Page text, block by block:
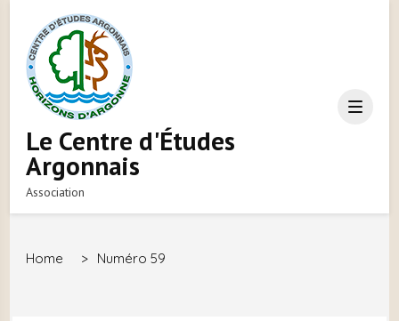
Le Centre d'Études
Argonnais
Association
Home > Numéro 59